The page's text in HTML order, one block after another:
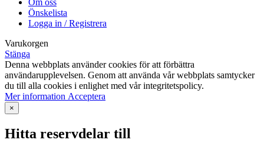
Om oss
Önskelista
Logga in / Registrera
Varukorgen
Stänga
Denna webbplats använder cookies för att förbättra
användarupplevelsen. Genom att använda vår webbplats samtycker
du till alla cookies i enlighet med vår integritetspolicy.
Mer information Mer
Acceptera
×
Hitta reservdelar till